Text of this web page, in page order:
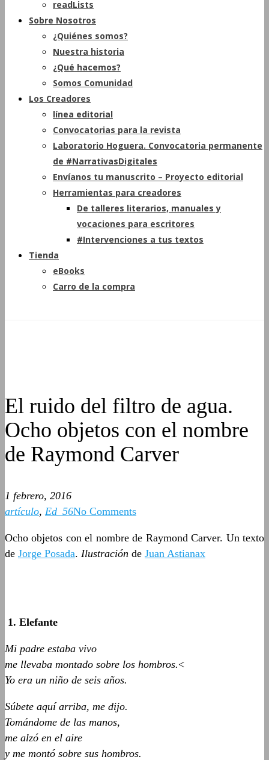
readLists
Sobre Nosotros
¿Quiénes somos?
Nuestra historia
¿Qué hacemos?
Somos Comunidad
Los Creadores
línea editorial
Convocatorias para la revista
Laboratorio Hoguera. Convocatoria permanente
de #NarrativasDigitales
Envíanos tu manuscrito – Proyecto editorial
Herramientas para creadores
De talleres literarios, manuales y
vocaciones para escritores
#Intervenciones a tus textos
Tienda
eBooks
Carro de la compra
El ruido del filtro de agua.
Ocho objetos con el nombre
de Raymond Carver
1 febrero, 2016
artículo, Ed_56No Comments
Ocho objetos con el nombre de Raymond Carver. Un texto
de Jorge Posada. Ilustración de Juan Astianax
1. Elefante
Mi padre estaba vivo
me llevaba montado sobre los hombros.<
Yo era un niño de seis años.
Súbete aquí arriba, me dijo.
Tomándome de las manos,
me alzó en el aire
y me montó sobre sus hombros.